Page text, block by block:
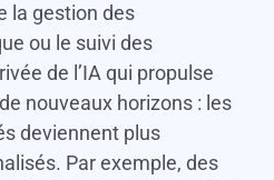
la gestion des
ou le suivi des
de l’IA qui propulse
nouveaux horizons : les
deviennent plus
Par exemple, des